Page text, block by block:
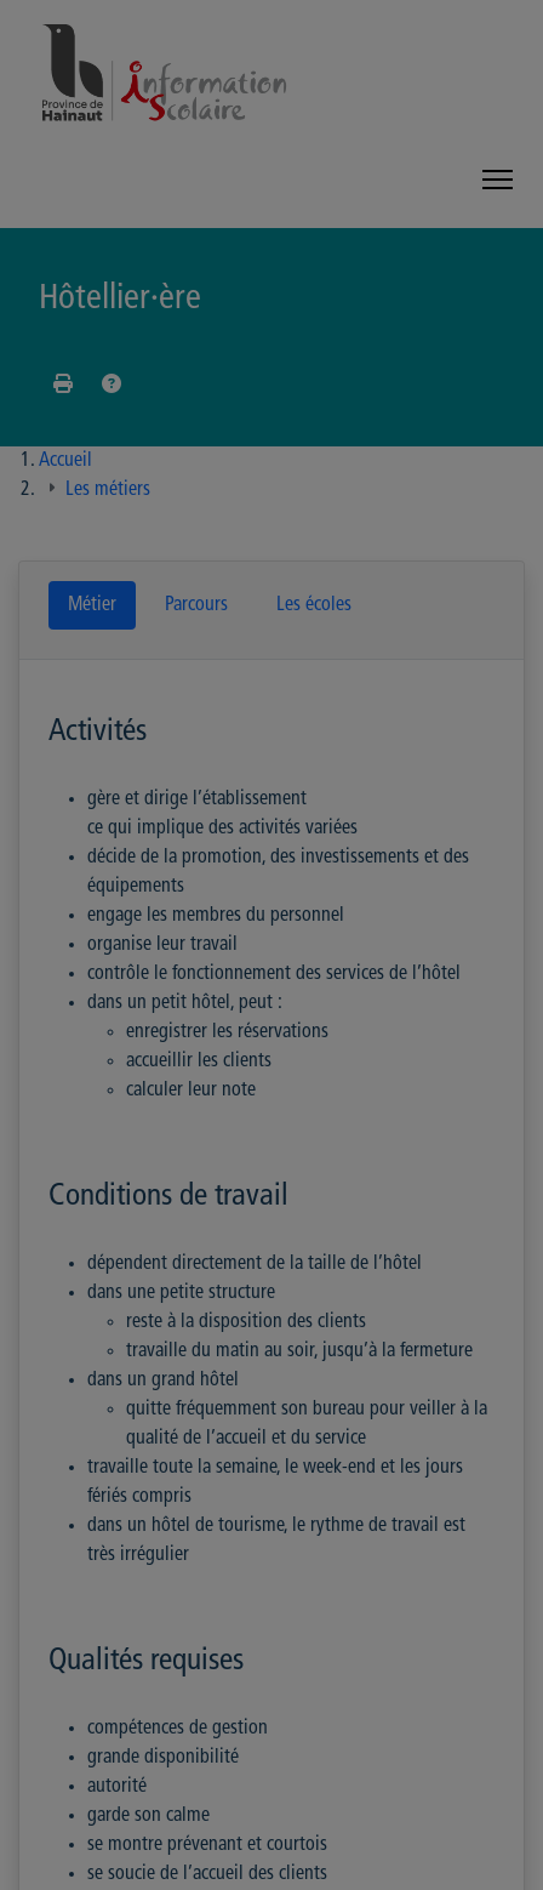
Hôtellier·ère
Accueil
Les métiers
Métier Parcours Les écoles
Activités
gère et dirige l’établissement
ce qui implique des activités variées
décide de la promotion, des investissements et des
équipements
engage les membres du personnel
organise leur travail
contrôle le fonctionnement des services de l’hôtel
dans un petit hôtel, peut :
enregistrer les réservations
accueillir les clients
calculer leur note
Conditions de travail
dépendent directement de la taille de l’hôtel
dans une petite structure
reste à la disposition des clients
travaille du matin au soir, jusqu’à la fermeture
dans un grand hôtel
quitte fréquemment son bureau pour veiller à la
qualité de l’accueil et du service
travaille toute la semaine, le week-end et les jours
fériés compris
dans un hôtel de tourisme, le rythme de travail est
très irrégulier
Qualités requises
compétences de gestion
grande disponibilité
autorité
garde son calme
se montre prévenant et courtois
se soucie de l’accueil des clients